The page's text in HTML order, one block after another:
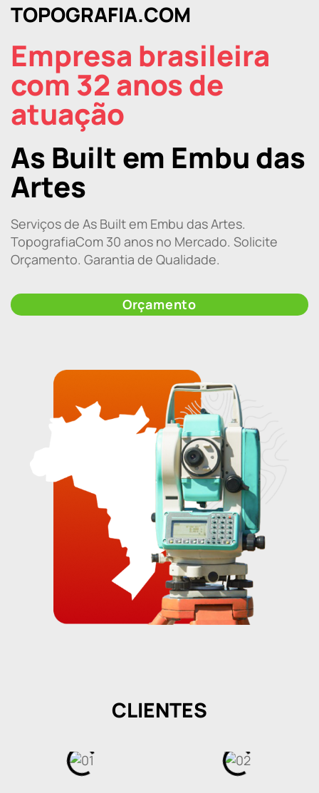
TOPOGRAFIA.COM
Empresa brasileira
com 32 anos de
atuação
As Built em Embu das
Artes
Serviços de As Built em Embu das Artes.
TopografiaCom 30 anos no Mercado. Solicite
Orçamento. Garantia de Qualidade.
Orçamento
CLIENTES